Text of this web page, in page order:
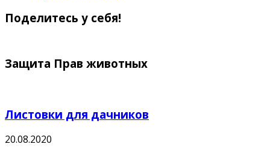
Поделитесь у себя!
Защита Прав животных
Листовки для дачников
20.08.2020